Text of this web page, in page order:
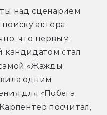
над сценарием
актёра
что первым
стал
«Жажды
одним
для «Побега
посчитал,